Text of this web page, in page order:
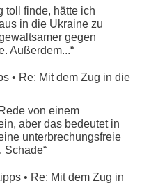
toll finde, hätte ich
in die Ukraine zu
gegen
Außerdem...“
• Re: Mit dem Zug in die
von einem
aber das bedeutet in
unterbrechungsfreie
Schade“
• Re: Mit dem Zug in